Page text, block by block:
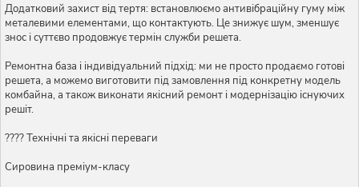
Додатковий захист від тертя: встановлюємо антивібраційну гуму між
металевими елементами, що контактують. Це знижує шум, зменшує
знос і суттєво продовжує термін служби решета.
Ремонтна база і індивідуальний підхід: ми не просто продаємо готові
решета, а можемо виготовити під замовлення під конкретну модель
комбайна, а також виконати якісний ремонт і модернізацію існуючих
решіт.
???? Технічні та якісні переваги
Сировина преміум-класу